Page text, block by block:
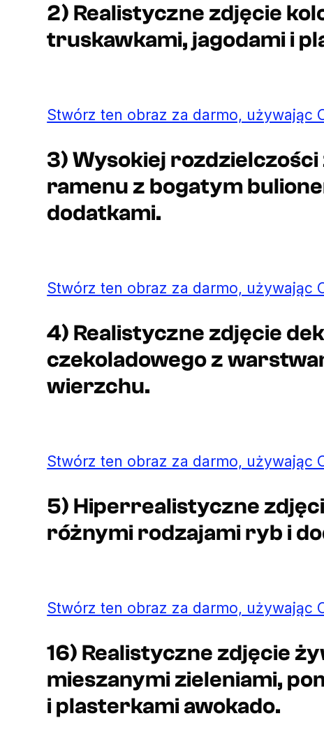
2) Realistyczne zdjęcie
truskawkami, jagodami i
Stwórz ten obraz za darmo, używając
3) Wysokiej
ramenu z bogatym
dodatkami.
Stwórz ten obraz za darmo, używając
4) Realistyczne zdjęcie
czekoladowego z
wierzchu.
Stwórz ten obraz za darmo, używając
5) Hiperrealistyczne
różnymi rodzajami ryb i
Stwórz ten obraz za darmo, używając
16) Realistyczne zdjęcie
mieszanymi zieleniami,
i plasterkami awokado.